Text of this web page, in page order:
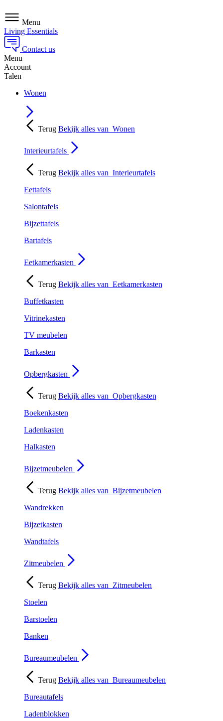
Menu
Living Essentials
Contact us
Menu
Account
Talen
Wonen
Terug Bekijk alles van Wonen
Interieurtafels
Terug Bekijk alles van Interieurtafels
Eettafels
Salontafels
Bijzettafels
Bartafels
Eetkamerkasten
Terug Bekijk alles van Eetkamerkasten
Buffetkasten
Vitrinekasten
TV meubelen
Barkasten
Opbergkasten
Terug Bekijk alles van Opbergkasten
Boekenkasten
Ladenkasten
Halkasten
Bijzetmeubelen
Terug Bekijk alles van Bijzetmeubelen
Wandrekken
Bijzetkasten
Wandtafels
Zitmeubelen
Terug Bekijk alles van Zitmeubelen
Stoelen
Barstoelen
Banken
Bureaumeubelen
Terug Bekijk alles van Bureaumeubelen
Bureautafels
Ladenblokken